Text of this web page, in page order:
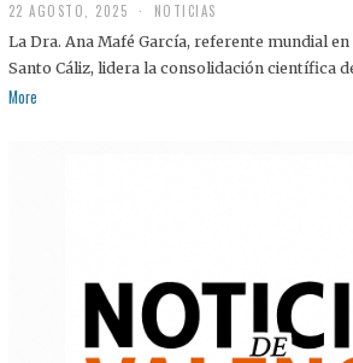
22 AGOSTO, 2025
2
A
G
NOTICIAS
La Dra. Ana Mafé García, referente mundial
Santo Cáliz, lidera la consolidación científica
More